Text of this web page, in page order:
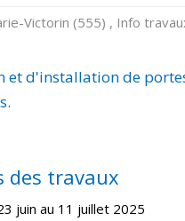
Victorin (555) , Info
d'installation de
des travaux
juin au 11 juillet 2025